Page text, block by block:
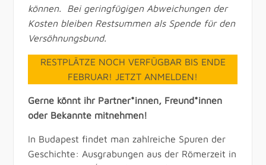
können. Bei geringfügigen Abweichungen der
Kosten bleiben Restsummen als Spende für den
Versöhnungsbund.
RESTPLÄTZE NOCH VERFÜGBAR BIS ENDE
FEBRUAR! JETZT ANMELDEN!
Gerne könnt ihr Partner*innen, Freund*innen
oder Bekannte mitnehmen!
In Budapest findet man zahlreiche Spuren der
Geschichte: Ausgrabungen aus der Römerzeit in